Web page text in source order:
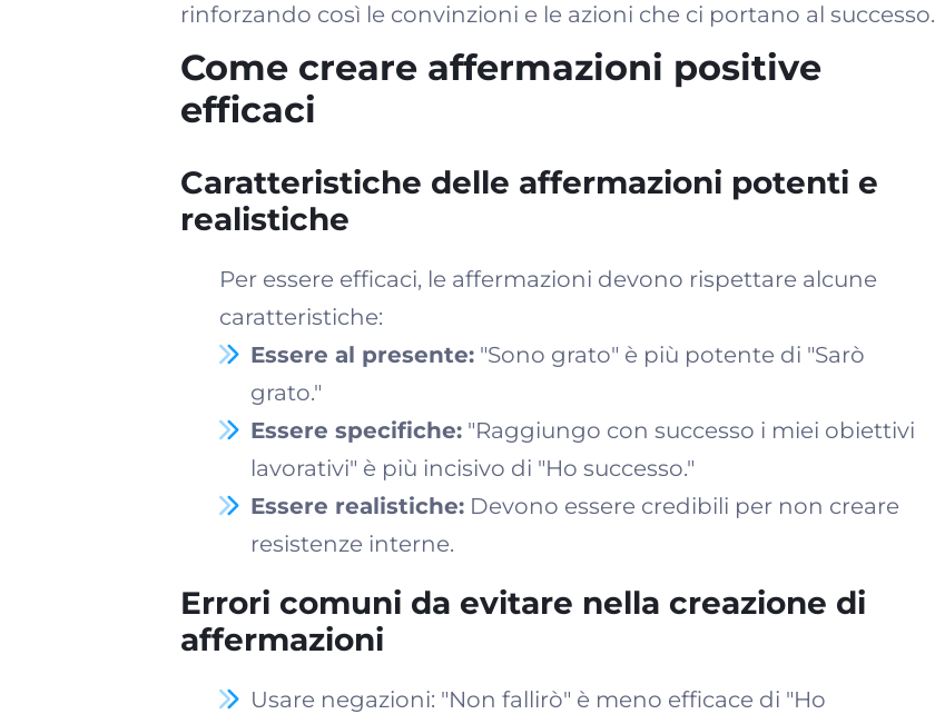
rinforzando così le convinzioni e le azioni che ci portano al successo.
Come creare affermazioni positive
efficaci
Caratteristiche delle affermazioni potenti e
realistiche
Per essere efficaci, le affermazioni devono rispettare alcune
caratteristiche:
Essere al presente: "Sono grato" è più potente di "Sarò
grato."
Essere specifiche: "Raggiungo con successo i miei obiettivi
lavorativi" è più incisivo di "Ho successo."
Essere realistiche: Devono essere credibili per non creare
resistenze interne.
Errori comuni da evitare nella creazione di
affermazioni
Usare negazioni: "Non fallirò" è meno efficace di "Ho